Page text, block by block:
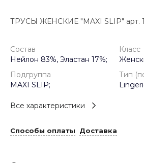
ТРУСЫ ЖЕНСКИЕ "MAXI SLIP" арт.
Состав
Нейлон 83%, Эластан 17%;
Класс
Подгруппа
MAXI SLIP;
Тип
Все характеристики
Способы оплаты Доставка